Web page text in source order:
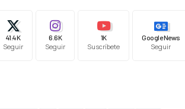
41.4K
Seguir
6.6K
Seguir
1K
Suscríbete
Google News
Seguir